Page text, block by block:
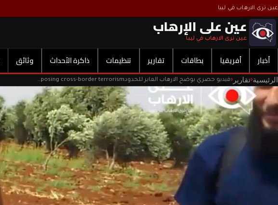
عين ترى الارهاب في ليبا
عين على الإرهاب
عين ترى الارهاب في ليبا
أخبار أفريقيا بطاقات تقارير تنظيمات ذاكرة الأحداث وثائق
الرئيسية‹تقارير ‹ فيديو حصري يوضح الارهاب العابر للحدودExclusive video exposing cross-border terrorism